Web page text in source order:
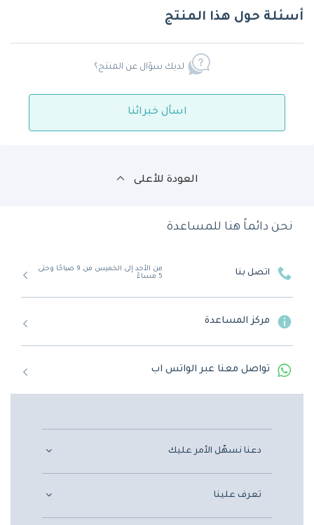
أسئلة حول هذا المنتج
لديك سؤال عن المنتج؟
اسأل خبرائنا
العودة للأعلى
نحن دائماً هنا للمساعدة
اتصل بنا
من الأحد إلى الخميس من 9 صباحًا وحتى
5 مساءً
مركز المساعدة
تواصل معنا عبر الواتس اب
دعنا نسهّل الأمر عليك
تعرف علينا